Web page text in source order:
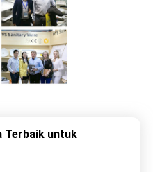
Terbaik untuk